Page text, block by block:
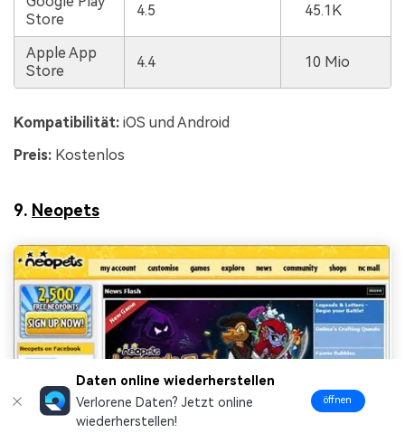
Store
4.5 45.1K
Apple App
Store
4.4 10 Mio
Kompatibilität: iOS und Android
Preis: Kostenlos
9. Neopets
Daten online wiederherstellen
Verlorene Daten? Jetzt online
wiederherstellen!
öffnen